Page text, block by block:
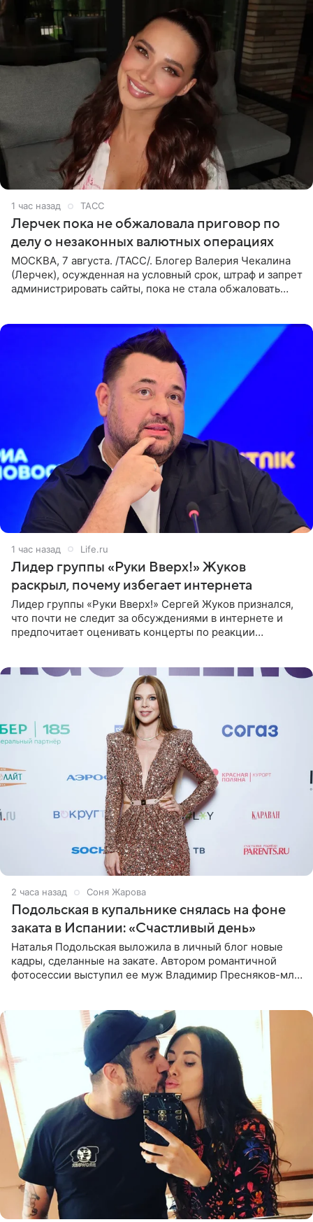
1 час назад ТАСС
Лерчек пока не обжаловала приговор по
делу о незаконных валютных операциях
МОСКВА, 7 августа. /ТАСС/. Блогер Валерия Чекалина
(Лерчек), осужденная на условный срок, штраф и запрет
администрировать сайты, пока не стала обжаловать
1 час назад Life.ru
Лидер группы «Руки Вверх!» Жуков
раскрыл, почему избегает интернета
Лидер группы «Руки Вверх!» Сергей Жуков признался,
что почти не следит за обсуждениями в интернете и
предпочитает оценивать концерты по реакции
2 часа назад Соня Жарова
Подольская в купальнике снялась на фоне
заката в Испании: «Счастливый день»
Наталья Подольская выложила в личный блог новые
кадры, сделанные на закате. Автором романтичной
фотосессии выступил ее муж Владимир Пресняков-мл.